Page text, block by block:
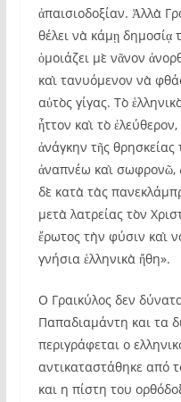
ἀπαισιοδοξίαν. Ἀλλὰ
θέλει νὰ κάμῃ δημοσίᾳ
ὁμοιάζει μὲ νᾶνον
καὶ τανυόμενον νὰ
αὐτὸς γίγας. Τὸ
ἧττον καὶ τὸ
ἀνάγκην τῆς θρησκείας
ἀναπνέω καὶ σωφρονῶ,
δὲ κατὰ τὰς
μετὰ λατρείας τὸν
ἔρωτος τὴν φύσιν καὶ
γνήσια ἑλληνικὰ ἤθη».
Ο Γραικύλος δεν
Παπαδιαμάντη και τα
περιγράφεται ο
αντικαταστάθηκε από
και η πίστη του